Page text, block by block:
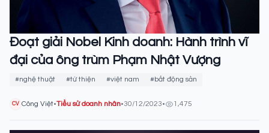
Đoạt giải Nobel Kinh doanh: Hành trình vĩ
đại của ông trùm Phạm Nhật Vượng
#nghệ thuật #từ thiện #việt nam #bất động sản
CV Công Việt•Tiểu sử doanh nhân•30/12/2023• 1,475